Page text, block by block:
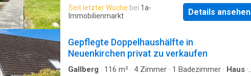
Seit letzter Woche bei 1a-
Immobilienmarkt
Details ansehen
Gepflegte Doppelhaushälfte in
Neuenkirchen privat zu verkaufen
Gallberg · 116 m² · 4Zimmer · 1 Badezimmer · Haus ·